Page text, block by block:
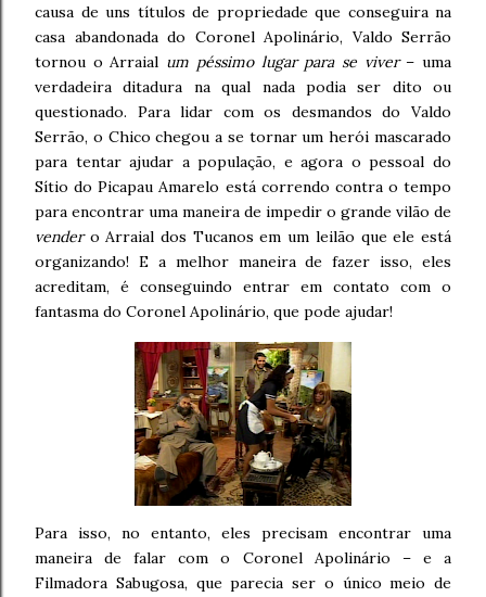
causa de uns títulos de propriedade que conseguira na
casa abandonada do Coronel Apolinário, Valdo Serrão
tornou o Arraial um péssimo lugar para se viver– uma
verdadeira ditadura na qual nada podia ser dito ou
questionado. Para lidar com os desmandos do Valdo
Serrão, o Chico chegou a se tornar um herói mascarado
para tentar ajudar a população, e agora o pessoal do
Sítio do Picapau Amarelo está correndo contra o tempo
para encontrar uma maneira de impedir o grande vilão de
vendero Arraial dos Tucanos em um leilão que ele está
organizando! E a melhor maneira de fazer isso, eles
acreditam, é conseguindo entrar em contato com o
fantasma do Coronel Apolinário, que pode ajudar!
Para isso, no entanto, eles precisam encontrar uma
maneira de falar com o Coronel Apolinário – e a
Filmadora Sabugosa, que parecia ser o único meio de